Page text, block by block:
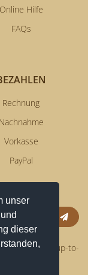
unser
dieser
Online Hilfe
FAQs
Rechnung
Nachnahme
Vorkasse
PayPal
Sie immer up-to-